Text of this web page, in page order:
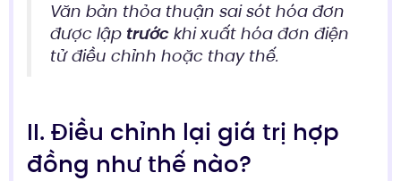
Văn bản thỏa thuận sai sót hóa đơn
được lập trướckhi xuất hóa đơn điện
tử điều chỉnh hoặc thay thế.
II. Điều chỉnh lại giá trị hợp
đồng như thế nào?